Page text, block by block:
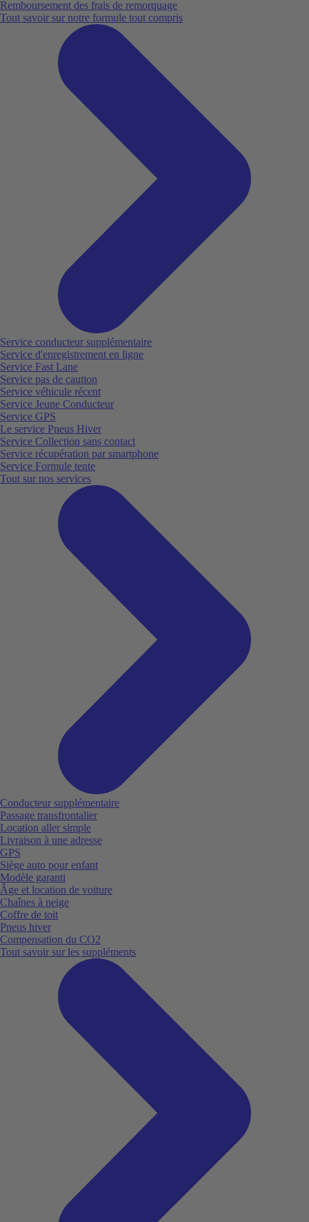
Remboursement des frais de remorquage
Tout savoir sur notre formule tout compris
Service conducteur supplémentaire
Service d'enregistrement en ligne
Service Fast Lane
Service pas de caution
Service véhicule récent
Service Jeune Conducteur
Service GPS
Le service Pneus Hiver
Service Collection sans contact
Service récupération par smartphone
Service Formule tente
Tout sur nos services
Conducteur supplémentaire
Passage transfrontalier
Location aller simple
Livraison à une adresse
GPS
Siège auto pour enfant
Modèle garanti
Âge et location de voiture
Chaînes à neige
Coffre de toit
Pneus hiver
Compensation du CO2
Tout savoir sur les suppléments